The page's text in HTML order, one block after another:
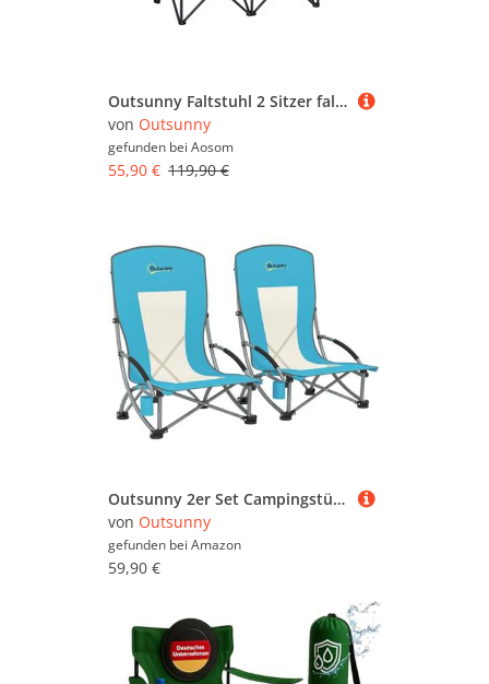
Outsunny Faltstuhl 2 Sitzer faltbar Campingstuhl mit Getränkehalter Tragetasche Outdoor Klappstuhl bis 250kg belastbar robust leicht gepolstert Angelstuhl Gartenstuhl für Garten Camping Strand Aosom
von Outsunny
gefunden bei Aosom
55,90 € 119,90 €
Outsunny 2er Set Campingstühle klappbar Campingstuhl mit Getränkehalter Netzrückenlehne Tragetasche Faltstuhl faltbar Anglerstuhl Outdoor Anglersessel bis 120 kg Gartenstuhl für Garten Strand
von Outsunny
gefunden bei Amazon
59,90 €